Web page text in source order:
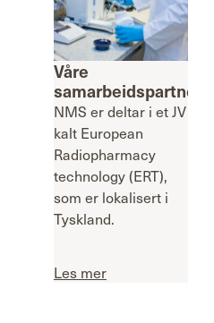
Våre
samarbeidspartnere
NMS er deltar i et JV
kalt European
Radiopharmacy
technology (ERT),
som er lokalisert i
Tyskland.
Les mer